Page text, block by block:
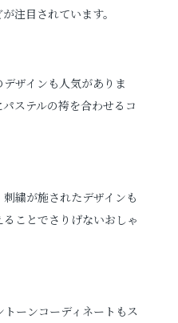
注目されています。
ザインも人気がありま
ステルの袴を合わせるコ
繍が施されたデザインも
ことでさりげないおしゃ
ーンコーディネートもス